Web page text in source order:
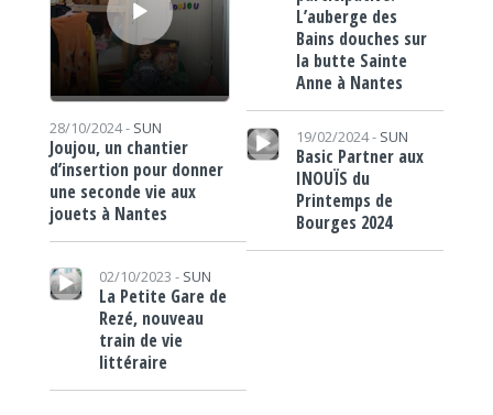
28/10/2024 - SUN
Joujou, un chantier
d’insertion pour donner
une seconde vie aux
jouets à Nantes
L’auberge des
Bains douches sur
la butte Sainte
Anne à Nantes
Lecteur audio
19/02/2024 - SUN
Basic Partner aux
INOUÏS du
Printemps de
Bourges 2024
Lecteur audio
02/10/2023 - SUN
La Petite Gare de
Rezé, nouveau
train de vie
littéraire